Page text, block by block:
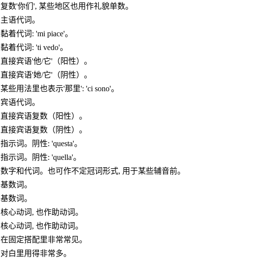
复数'你们', 某些地区也用作礼貌单数。
主语代词。
黏着代词: 'mi piace'。
黏着代词: 'ti vedo'。
直接宾语'他/它'（阳性）。
直接宾语'她/它'（阴性）。
某些用法里也表示'那里': 'ci sono'。
宾语代词。
直接宾语复数（阳性）。
直接宾语复数（阴性）。
指示词。阴性: 'questa'。
指示词。阴性: 'quella'。
数字和代词。也可作不定冠词形式, 用于某些辅音前。
基数词。
基数词。
核心动词, 也作助动词。
核心动词, 也作助动词。
在固定搭配里非常常见。
对白里用得非常多。